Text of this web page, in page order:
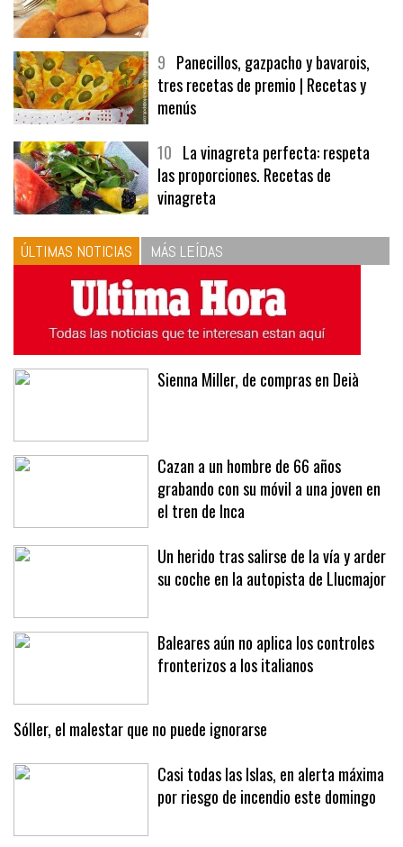
9 Panecillos, gazpacho y bavarois,
tres recetas de premio | Recetas y
menús
10 La vinagreta perfecta: respeta
las proporciones. Recetas de
vinagreta
ÚLTIMAS NOTICIAS MÁS LEÍDAS
Sienna Miller, de compras en Deià
Cazan a un hombre de 66 años
grabando con su móvil a una joven en
el tren de Inca
Un herido tras salirse de la vía y arder
su coche en la autopista de Llucmajor
Baleares aún no aplica los controles
fronterizos a los italianos
Sóller, el malestar que no puede ignorarse
Casi todas las Islas, en alerta máxima
por riesgo de incendio este domingo